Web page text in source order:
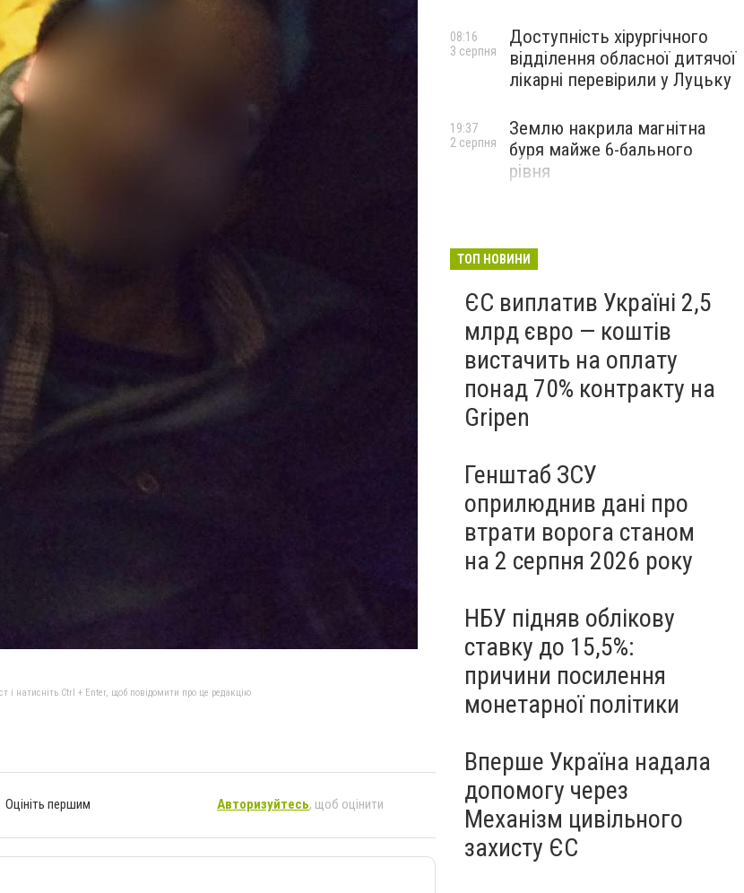
і натисніть Ctrl + Enter, щоб повідомити про це редакцію
Оцініть першим Авторизуйтесь, щоб оцінити
Доступність хірургічного
відділення обласної дитячої
лікарні перевірили у Луцьку
08:16
3 серпня
Землю накрила магнітна
буря майже 6-бального
рівня
19:37
2 серпня
ТОП НОВИНИ
ЄС виплатив Україні 2,5
млрд євро — коштів
вистачить на оплату
понад 70% контракту на
Gripen
Генштаб ЗСУ
оприлюднив дані про
втрати ворога станом
на 2 серпня 2026 року
НБУ підняв облікову
ставку до 15,5%:
причини посилення
монетарної політики
Вперше Україна надала
допомогу через
Механізм цивільного
захисту ЄС